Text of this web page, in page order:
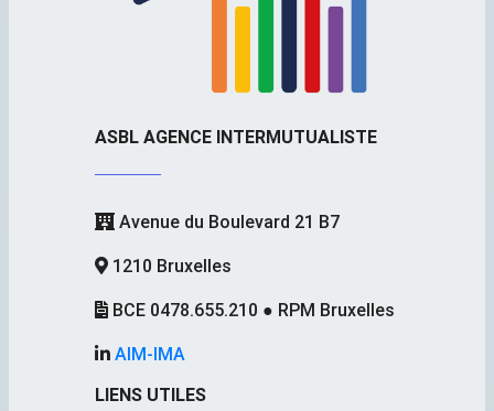
ASBL AGENCE INTERMUTUALISTE
Avenue du Boulevard 21 B7
1210 Bruxelles
BCE 0478.655.210 ● RPM Bruxelles
AIM-IMA
LIENS UTILES